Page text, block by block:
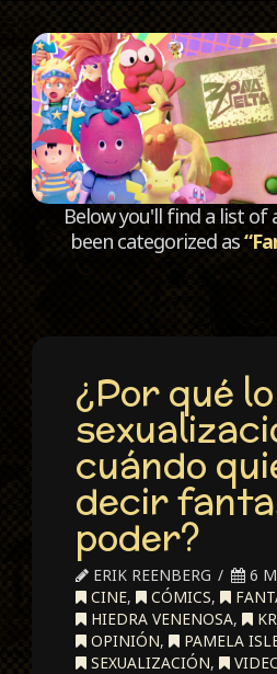
Below you'll find a list of
been categorized as
¿Por qué
cuándo
decir
poder?
ERIK REENBERG
6
CINE, CÓMICS,
HIEDRA VENENOSA,
OPINIÓN, PAMELA
SEXUALIZACIÓN,